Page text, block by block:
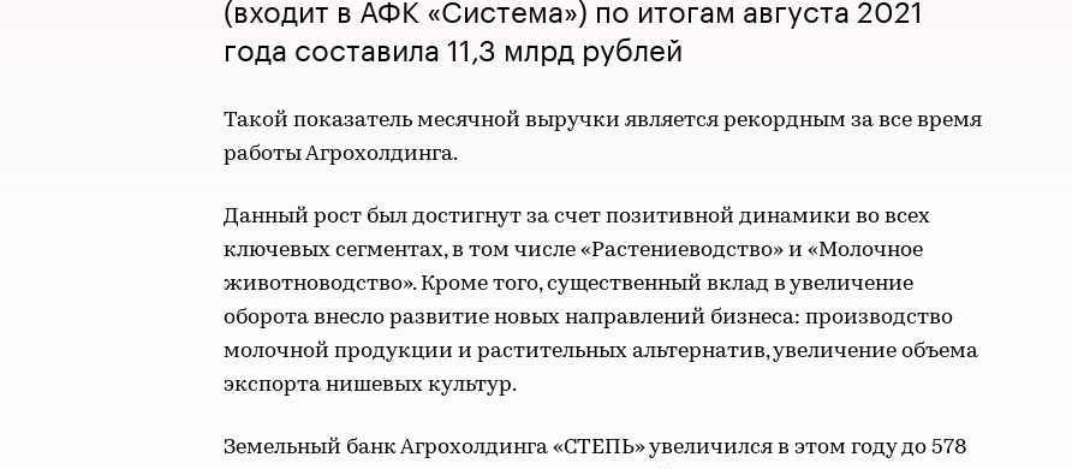
года составила 11,3 млрд рублей
Такой показатель месячной выручки является рекордным за все время
работы Агрохолдинга.
Данный рост был достигнут за счет позитивной динамики во всех
ключевых сегментах, в том числе «Растениеводство» и «Молочное
животноводство». Кроме того, существенный вклад в увеличение
оборота внесло развитие новых направлений бизнеса: производство
молочной продукции и растительных альтернатив, увеличение объема
экспорта нишевых культур.
Земельный банк Агрохолдинга «СТЕПЬ» увеличился в этом году до 578